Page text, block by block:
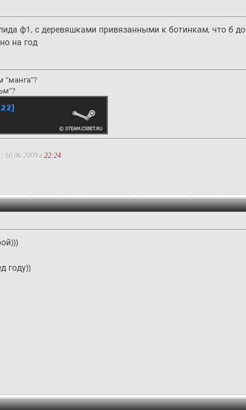
ф1, с деревяшками привязанными к ботинкам, что б
на год
"манга"?
10.06.2009 в 22:24
году))